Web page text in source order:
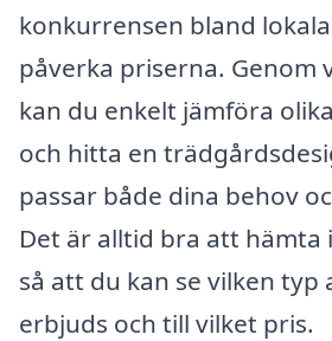
konkurrensen bland
påverka priserna. Genom
kan du enkelt jämföra
och hitta en
passar både dina behov
Det är alltid bra att hämta
så att du kan se vilken typ
erbjuds och till vilket pris.